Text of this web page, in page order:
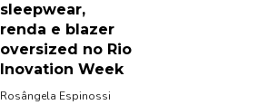
sleepwear,
renda e blazer
oversized no Rio
Inovation Week
Rosângela Espinossi